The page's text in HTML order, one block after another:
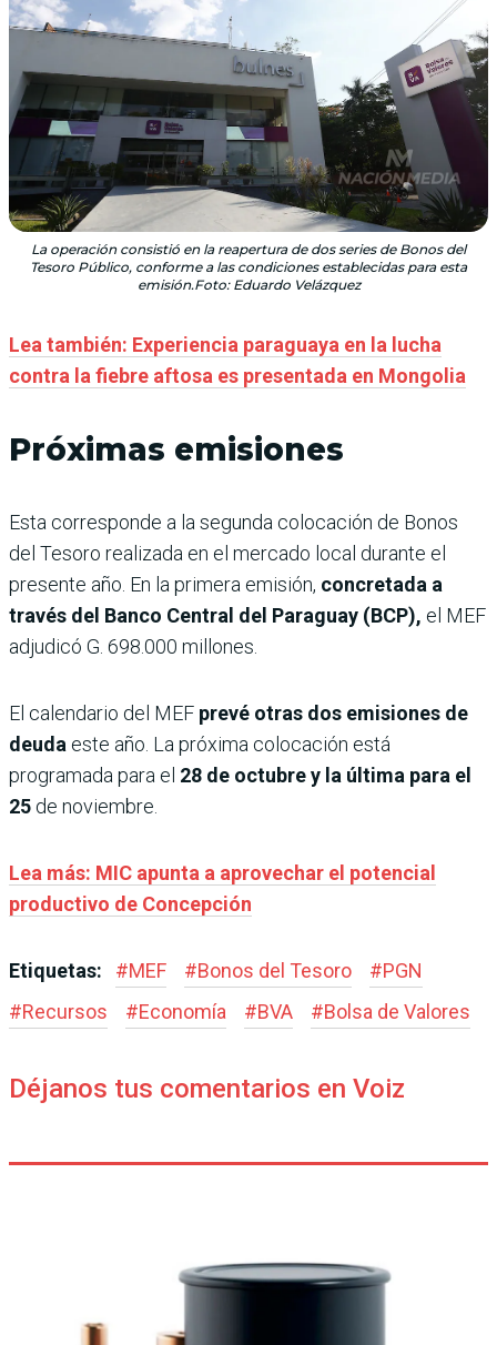
La operación consistió en la reapertura de dos series de Bonos del
Tesoro Público, conforme a las condiciones establecidas para esta
emisión.Foto: Eduardo Velázquez
Lea también: Experiencia paraguaya en la lucha
contra la fiebre aftosa es presentada en Mongolia
Próximas emisiones
Esta corresponde a la segunda colocación de Bonos
del Tesoro realizada en el mercado local durante el
presente año. En la primera emisión, concretada a
través del Banco Central del Paraguay (BCP), el MEF
adjudicó G. 698.000 millones.
El calendario del MEF prevé otras dos emisiones de
deuda este año. La próxima colocación está
programada para el 28 de octubre y la última para el
25 de noviembre.
Lea más: MIC apunta a aprovechar el potencial
productivo de Concepción
Etiquetas: #MEF #Bonos del Tesoro #PGN
#Recursos #Economía #BVA #Bolsa de Valores
Déjanos tus comentarios en Voiz